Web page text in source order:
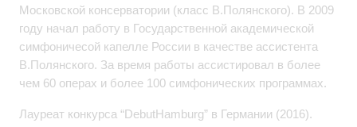
Московской консерватории (класс В.Полянского). В 2009
году начал работу в Государственной академической
симфоничесой капелле России в качестве ассистента
В.Полянского. За время работы ассистировал в более
чем 60 операх и более 100 симфонических программах.
Лауреат конкурса “DebutHamburg” в Германии (2016).